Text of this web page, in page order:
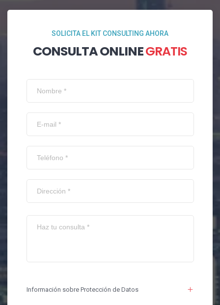
SOLICITA EL KIT CONSULTING AHORA
CONSULTA ONLINEGRATIS
Información sobre Protección de Datos